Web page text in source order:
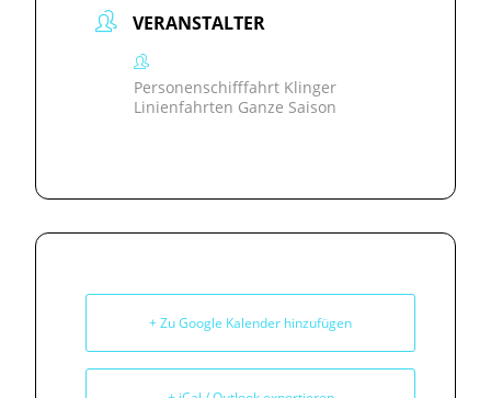
VERANSTALTER
Personenschifffahrt Klinger
Linienfahrten Ganze Saison
+ Zu Google Kalender hinzufügen